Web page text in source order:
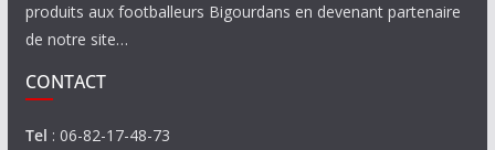
produits aux footballeurs Bigourdans en devenant partenaire
de notre site…
CONTACT
Tel : 06-82-17-48-73